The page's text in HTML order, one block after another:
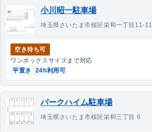
小川昭一駐車場
埼玉県さいたま市桜区栄和一丁目11-11
空き待ち可
ワンボックスサイズまで対応
平置き
24h利用可
パークハイム駐車場
埼玉県さいたま市桜区栄和三丁目 6